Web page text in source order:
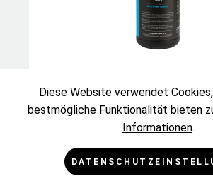
Farben, 1.000-ml-Flasche
Diese Website verwendet
bestmögliche Funktionalität bieten
Informationen.